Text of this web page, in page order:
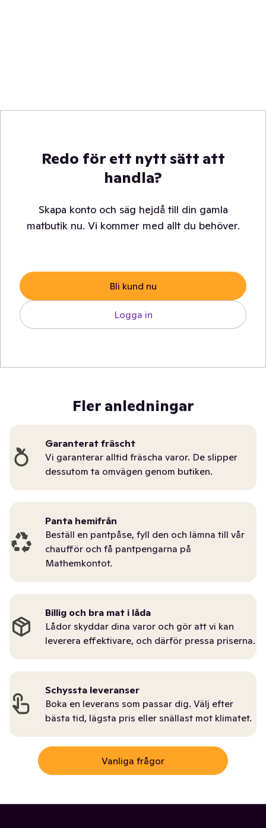
Redo för ett nytt sätt att
handla?
Skapa konto och säg hejdå till din gamla
matbutik nu. Vi kommer med allt du behöver.
Bli kund nu
Logga in
Fler anledningar
Garanterat fräscht
Vi garanterar alltid fräscha varor. De slipper
dessutom ta omvägen genom butiken.
Panta hemifrån
Beställ en pantpåse, fyll den och lämna till vår
chaufför och få pantpengarna på
Mathemkontot.
Billig och bra mat i låda
Lådor skyddar dina varor och gör att vi kan
leverera effektivare, och därför pressa priserna.
Schyssta leveranser
Boka en leverans som passar dig. Välj efter
bästa tid, lägsta pris eller snällast mot klimatet.
Vanliga frågor